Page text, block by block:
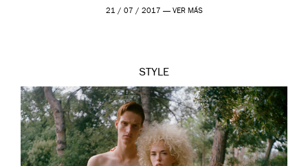
[…]
21 / 07 / 2017 — VER MÁS
STYLE